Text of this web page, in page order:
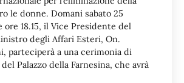
le donne. Domani sabato 25
ore 18.15, il Vice Presidente del
degli Affari Esteri, On.
parteciperà a una cerimonia di
Palazzo della Farnesina, che avrà